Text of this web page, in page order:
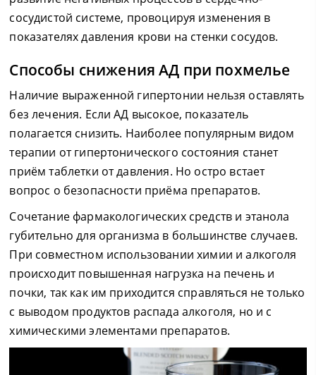
сосудистой системе, провоцируя изменения в
показателях давления крови на стенки сосудов.
Способы снижения АД при похмелье
Наличие выраженной гипертонии нельзя оставлять
без лечения. Если АД высокое, показатель
полагается снизить. Наиболее популярным видом
терапии от гипертонического состояния станет
приём таблетки от давления. Но остро встает
вопрос о безопасности приёма препаратов.
Сочетание фармакологических средств и этанола
губительно для организма в большинстве случаев.
При совместном использовании химии и алкоголя
происходит повышенная нагрузка на печень и
почки, так как им приходится справляться не только
с выводом продуктов распада алкоголя, но и с
химическими элементами препаратов.